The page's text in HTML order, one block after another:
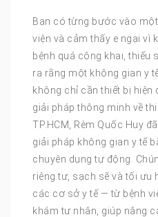
Bạn có từng bước vào
viện và cảm thấy e ngại vì
bệnh quá công khai, thiếu
ra rằng một không gian y
không chỉ cần thiết bị
giải pháp thông minh về
TP.HCM, Rèm Quốc Huy
giải pháp không gian y tế
chuyên dụng tự động.
riêng tư, sạch sẽ và tối ưu
các cơ sở y tế — từ bệnh
khám tư nhân, giúp nâng